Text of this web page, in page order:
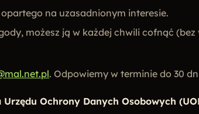
na uzasadnionym interesie.
możesz ją w każdej chwili cofnąć
. Odpowiemy w terminie do 30
Urzędu Ochrony Danych Osobowych